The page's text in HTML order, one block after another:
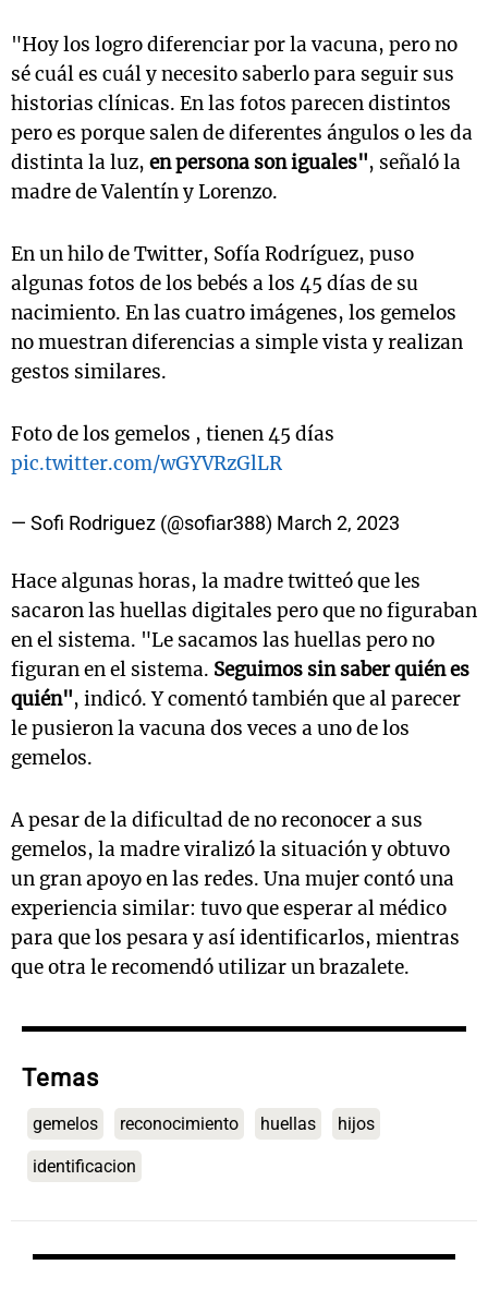
"Hoy los logro diferenciar por la vacuna, pero no
sé cuál es cuál y necesito saberlo para seguir sus
historias clínicas. En las fotos parecen distintos
pero es porque salen de diferentes ángulos o les da
distinta la luz, en persona son iguales", señaló la
madre de Valentín y Lorenzo.
En un hilo de Twitter, Sofía Rodríguez, puso
algunas fotos de los bebés a los 45 días de su
nacimiento. En las cuatro imágenes, los gemelos
no muestran diferencias a simple vista y realizan
gestos similares.
Foto de los gemelos , tienen 45 días
pic.twitter.com/wGYVRzGlLR
— Sofi Rodriguez (@sofiar388) March 2, 2023
Hace algunas horas, la madre twitteó que les
sacaron las huellas digitales pero que no figuraban
en el sistema. "Le sacamos las huellas pero no
figuran en el sistema. Seguimos sin saber quién es
quién", indicó. Y comentó también que al parecer
le pusieron la vacuna dos veces a uno de los
gemelos.
A pesar de la dificultad de no reconocer a sus
gemelos, la madre viralizó la situación y obtuvo
un gran apoyo en las redes. Una mujer contó una
experiencia similar: tuvo que esperar al médico
para que los pesara y así identificarlos, mientras
que otra le recomendó utilizar un brazalete.
Temas
gemelos reconocimiento huellas hijos
identificacion